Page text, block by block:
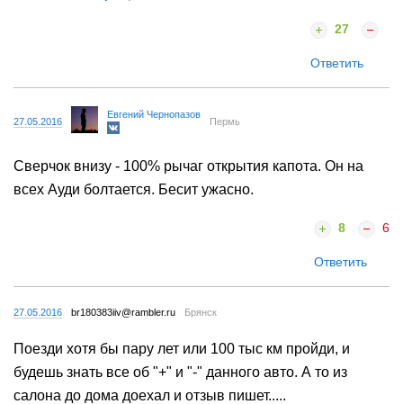
27
Ответить
27.05.2016
Евгений Чернопазов
Пермь
Сверчок внизу - 100% рычаг открытия капота. Он на
всех Ауди болтается. Бесит ужасно.
8 6
Ответить
27.05.2016 br180383iiv@rambler.ru Брянск
Поезди хотя бы пару лет или 100 тыс км пройди, и
будешь знать все об "+" и "-" данного авто. А то из
салона до дома доехал и отзыв пишет.....